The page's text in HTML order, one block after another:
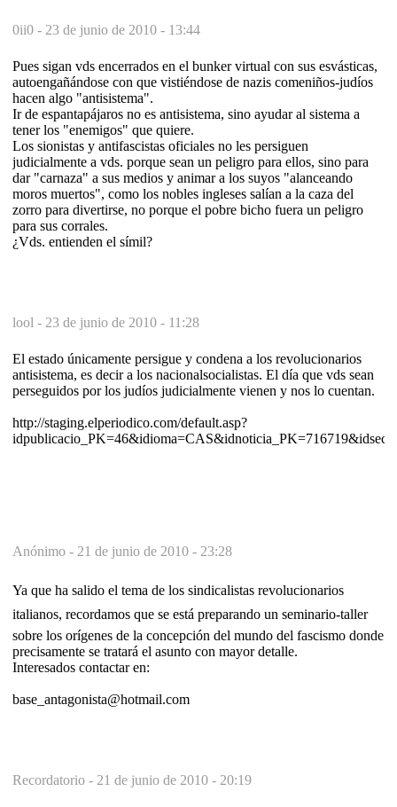
0ii0 - 23 de junio de 2010 - 13:44
Pues sigan vds encerrados en el bunker virtual con sus esvásticas,
autoengañándose con que vistiéndose de nazis comeniños-judíos
hacen algo "antisistema".
Ir de espantapájaros no es antisistema, sino ayudar al sistema a
tener los "enemigos" que quiere.
Los sionistas y antifascistas oficiales no les persiguen
judicialmente a vds. porque sean un peligro para ellos, sino para
dar "carnaza" a sus medios y animar a los suyos "alanceando
moros muertos", como los nobles ingleses salían a la caza del
zorro para divertirse, no porque el pobre bicho fuera un peligro
para sus corrales.
¿Vds. entienden el símil?
lool - 23 de junio de 2010 - 11:28
El estado únicamente persigue y condena a los revolucionarios
antisistema, es decir a los nacionalsocialistas. El día que vds sean
perseguidos por los judíos judicialmente vienen y nos lo cuentan.
http://staging.elperiodico.com/default.asp?
Anónimo - 21 de junio de 2010 - 23:28
Ya que ha salido el tema de los sindicalistas revolucionarios
italianos, recordamos que se está preparando un seminario-taller
sobre los orígenes de la concepción del mundo del fascismo donde
precisamente se tratará el asunto con mayor detalle.
Interesados contactar en:
base_antagonista@hotmail.com
Recordatorio - 21 de junio de 2010 - 20:19